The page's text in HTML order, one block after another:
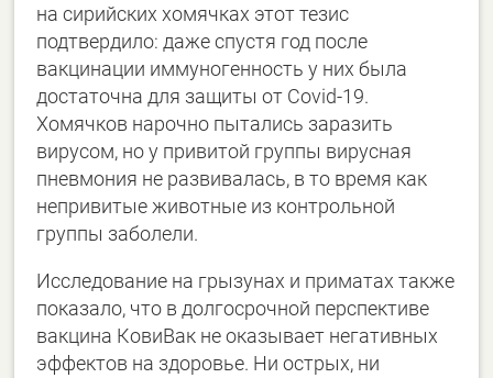
на сирийских хомячках этот тезис
подтвердило: даже спустя год после
вакцинации иммуногенность у них была
достаточна для защиты от Covid-19.
Хомячков нарочно пытались заразить
вирусом, но у привитой группы вирусная
пневмония не развивалась, в то время как
непривитые животные из контрольной
группы заболели.
Исследование на грызунах и приматах также
показало, что в долгосрочной перспективе
вакцина КовиВак не оказывает негативных
эффектов на здоровье. Ни острых, ни